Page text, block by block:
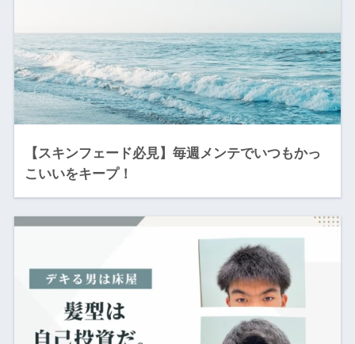
【スキンフェード必見】毎週メンテでいつもかっ
こいいをキープ！